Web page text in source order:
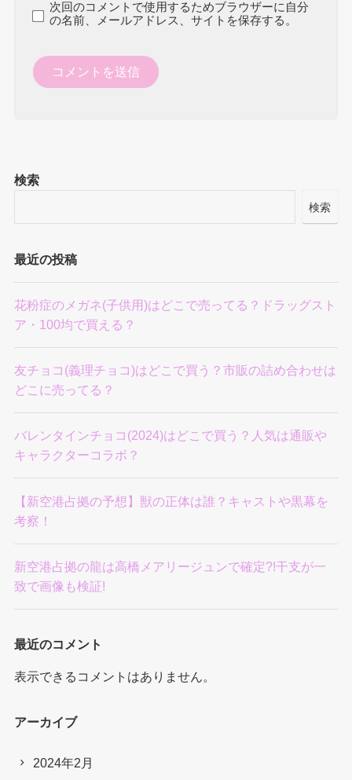
次回のコメントで使用するためブラウザーに自分
の名前、メールアドレス、サイトを保存する。
検索
検索
最近の投稿
花粉症のメガネ(子供用)はどこで売ってる？ドラッグスト
ア・100均で買える？
友チョコ(義理チョコ)はどこで買う？市販の詰め合わせは
どこに売ってる？
バレンタインチョコ(2024)はどこで買う？人気は通販や
キャラクターコラボ？
【新空港占拠の予想】獣の正体は誰？キャストや黒幕を
考察！
新空港占拠の龍は高橋メアリージュンで確定?!干支が一
致で画像も検証!
最近のコメント
表示できるコメントはありません。
アーカイブ
2024年2月